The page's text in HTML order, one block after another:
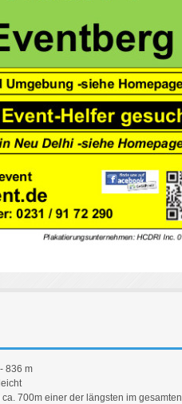
836 m
700m einer der längsten im gesamten